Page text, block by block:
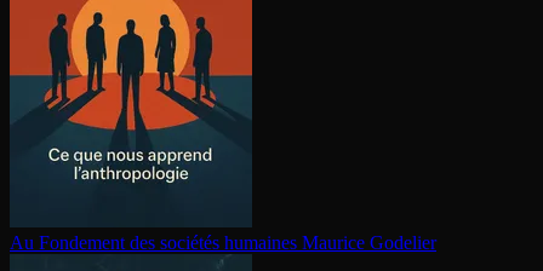
Au Fondement des sociétés humaines Maurice Godelier